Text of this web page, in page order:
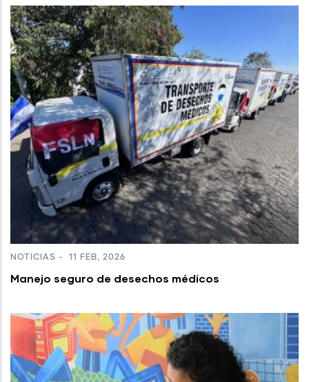
NOTICIAS - 11 FEB, 2026
Manejo seguro de desechos médicos